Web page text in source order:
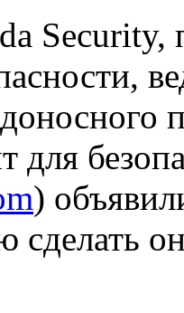
Security,
для
)
сделать